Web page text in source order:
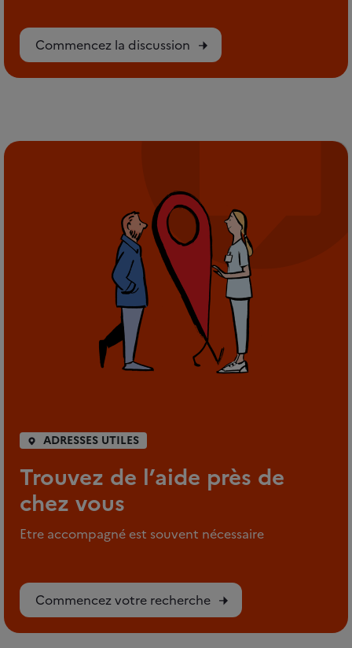
Commencez la discussion
ADRESSES UTILES
Trouvez de l’aide près de
chez vous
Etre accompagné est souvent nécessaire
Commencez votre recherche